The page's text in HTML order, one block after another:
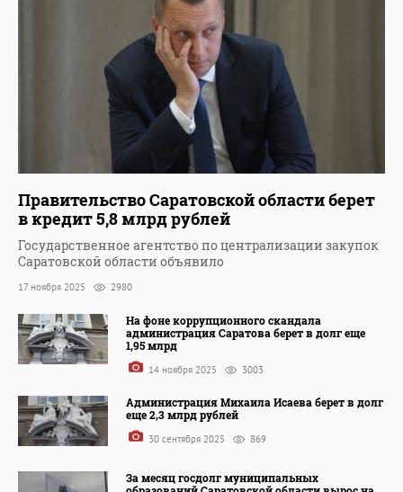
Правительство Саратовской области берет
в кредит 5,8 млрд рублей
Государственное агентство по централизации закупок
Саратовской области объявило
17 ноября 2025 2980
На фоне коррупционного скандала
администрация Саратова берет в долг еще
1,95 млрд
14 ноября 2025 3003
Администрация Михаила Исаева берет в долг
еще 2,3 млрд рублей
30 сентября 2025 869
За месяц госдолг муниципальных